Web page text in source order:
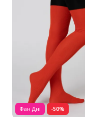
Фан Дні -50%